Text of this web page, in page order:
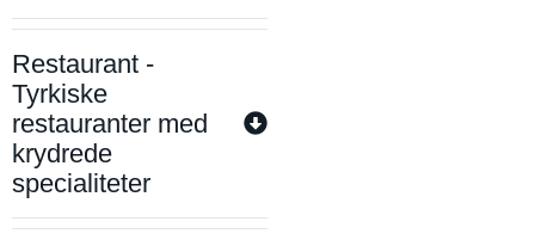
Restaurant -
Tyrkiske
restauranter med
krydrede
specialiteter